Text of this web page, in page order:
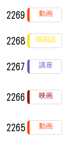
2269
2268
2267
2266
2265